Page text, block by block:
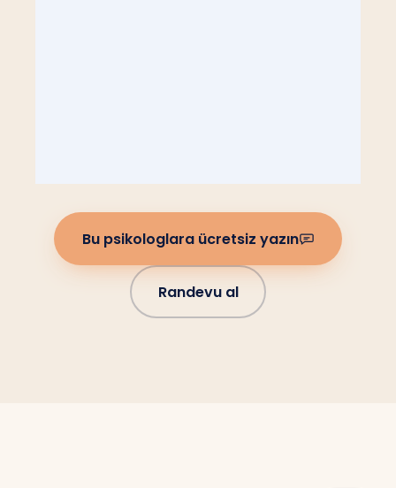
Bu psikologlara ücretsiz yazın
Randevu al